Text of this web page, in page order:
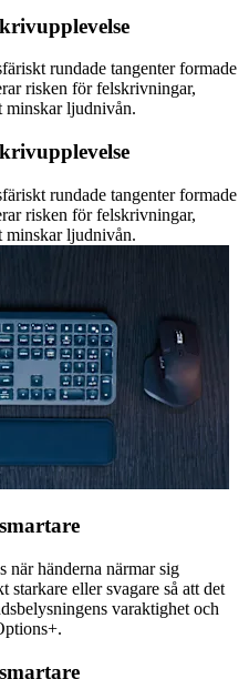
rundade tangenter formade
risken för felskrivningar,
minskar ljudnivån.
rundade tangenter formade
risken för felskrivningar,
minskar ljudnivån.
när händerna närmar sig
starkare eller svagare så att det
varaktighet och